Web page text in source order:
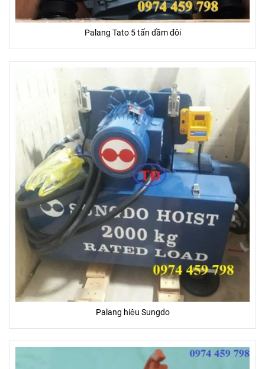
Palang Tato 5 tấn dầm đôi
Palang hiệu Sungdo